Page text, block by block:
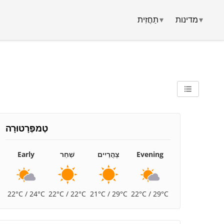
תַחֲזִית▾ מדינות▾
טֶמפֶּרָטוּרָה
Early
22°C / 24°C
שַׁחַר
22°C / 22°C
צָהֳרַיִים
21°C / 29°C
Evening
22°C / 29°C